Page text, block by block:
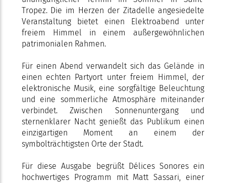
Tropez. Die im Herzen der Zitadelle angesiedelte
Veranstaltung bietet einen Elektroabend unter
freiem Himmel in einem außergewöhnlichen
patrimonialen Rahmen.
Für einen Abend verwandelt sich das Gelände in
einen echten Partyort unter freiem Himmel, der
elektronische Musik, eine sorgfältige Beleuchtung
und eine sommerliche Atmosphäre miteinander
verbindet. Zwischen Sonnenuntergang und
sternenklarer Nacht genießt das Publikum einen
einzigartigen Moment an einem der
symbolträchtigsten Orte der Stadt.
Für diese Ausgabe begrüßt Délices Sonores ein
hochwertiges Programm mit Matt Sassari, einer